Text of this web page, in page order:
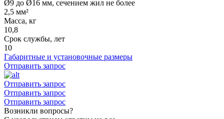
Ø9 до Ø16 мм, сечением жил не более
2,5 мм²
Масса, кг
10,8
Срок службы, лет
10
Габаритные и установочные размеры
Отправить запрос
Отправить запрос
Отправить запрос
Отправить запрос
Возникли вопросы?